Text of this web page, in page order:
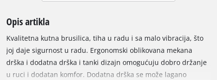
Opis artikla
Kvalitetna kutna brusilica, tiha u radu i sa malo vibracija, što
joj daje sigurnost u radu. Ergonomski oblikovana mekana
drška i dodatna drška i tanki dizajn omogućuju dobro držanje
u ruci i dodatan komfor. Dodatna drška se može lagano